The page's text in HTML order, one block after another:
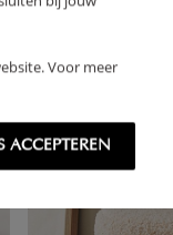
Voor meer
ACCEPTEREN